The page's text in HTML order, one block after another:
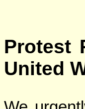
Protest
United